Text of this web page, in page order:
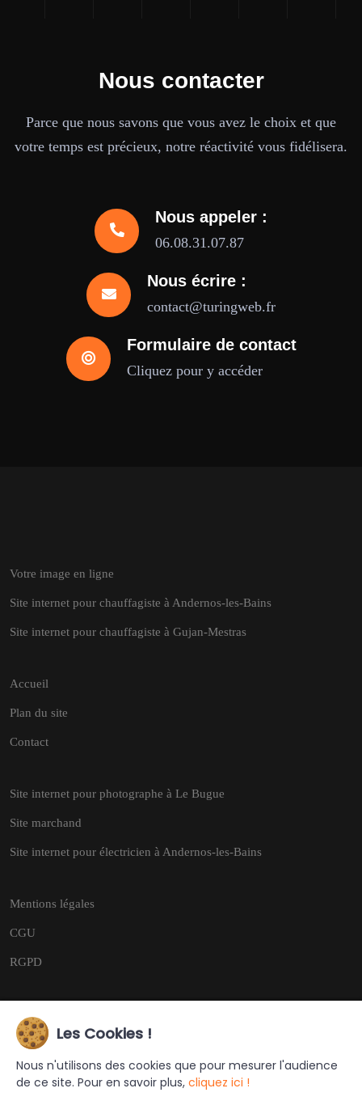
Nous contacter
Parce que nous savons que vous avez le choix et que
votre temps est précieux, notre réactivité vous fidélisera.
Nous appeler :
06.08.31.07.87
Nous écrire :
contact@turingweb.fr
Formulaire de contact
Cliquez pour y accéder
Votre image en ligne
Site internet pour chauffagiste à Andernos-les-Bains
Site internet pour chauffagiste à Gujan-Mestras
Accueil
Plan du site
Contact
Site internet pour photographe à Le Bugue
Site marchand
Site internet pour électricien à Andernos-les-Bains
Mentions légales
CGU
RGPD
Copyright © 2026
Ce site a été créé et est géré par Turing Web
Les Cookies !
Nous n'utilisons des cookies que pour mesurer l'audience
de ce site. Pour en savoir plus, cliquez ici !